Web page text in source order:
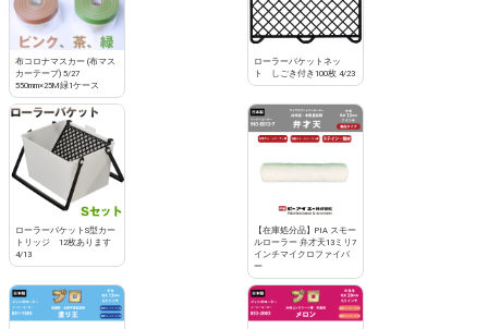
布コロナマスカー (布マス
カーテープ) 5/27
550mm×25M緑1ケース
ローラーバケットネッ
ト しごき付き100枚 4/23
ローラーバケットS型カー
トリッジ 12枚あります
4/13
【在庫処分品】PIA スモー
ルローラー 弁才天13ミリ7
インチマイクロファイバ
ー